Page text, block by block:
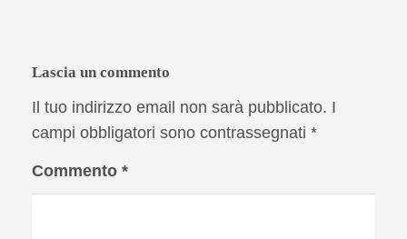
Lascia un commento
Il tuo indirizzo email non sarà pubblicato. I
campi obbligatori sono contrassegnati *
Commento *